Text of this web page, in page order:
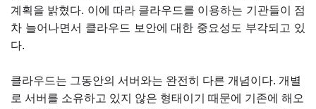
계획을 밝혔다. 이에 따라 클라우드를 이용하는 기관들이 점
차 늘어나면서 클라우드 보안에 대한 중요성도 부각되고 있
다.
클라우드는 그동안의 서버와는 완전히 다른 개념이다. 개별
로 서버를 소유하고 있지 않은 형태이기 때문에 기존에 해오